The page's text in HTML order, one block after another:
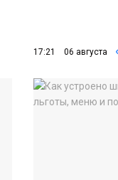
17:21 06 августа